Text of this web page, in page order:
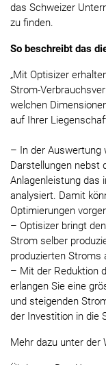
das Schweizer
zu finden.
So beschreibt das
„Mit Optisizer
Strom-
welchen
auf Ihrer
– In der Auswertung
Darstellungen nebst
Anlagenleistung das
analysiert. Damit
Optimierungen
– Optisizer bringt
Strom selber
produzierten Stroms
– Mit der Reduktion
erlangen Sie eine
und steigenden
der Investition in die
Mehr dazu unter der